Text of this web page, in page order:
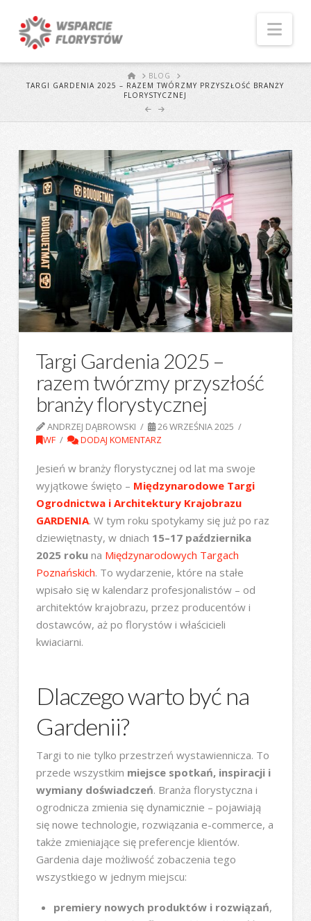
STARTBLOG
TARGI GARDENIA 2025 – RAZEM TWÓRZMY PRZYSZŁOŚĆ BRANŻY
FLORYSTYCZNEJ
Targi Gardenia 2025 –
razem twórzmy przyszłość
branży florystycznej
ANDRZEJ DĄBROWSKI
26 WRZEŚNIA 2025
WF
DODAJ KOMENTARZ
Jesień w branży florystycznej od lat ma swoje
wyjątkowe święto – Międzynarodowe Targi
Ogrodnictwa i Architektury Krajobrazu
GARDENIA. W tym roku spotykamy się już po raz
dziewiętnasty, w dniach 15–17 października
2025 rokuna Międzynarodowych Targach
Poznańskich. To wydarzenie, które na stałe
wpisało się w kalendarz profesjonalistów – od
architektów krajobrazu, przez producentów i
dostawców, aż po florystów i właścicieli
kwiaciarni.
Dlaczego warto być na
Gardenii?
Targi to nie tylko przestrzeń wystawiennicza. To
przede wszystkim miejsce spotkań, inspiracji i
wymiany doświadczeń. Branża florystyczna i
ogrodnicza zmienia się dynamicznie – pojawiają
się nowe technologie, rozwiązania e-commerce, a
także zmieniające się preferencje klientów.
Gardenia daje możliwość zobaczenia tego
wszystkiego w jednym miejscu:
premiery nowych produktów i rozwiązań,